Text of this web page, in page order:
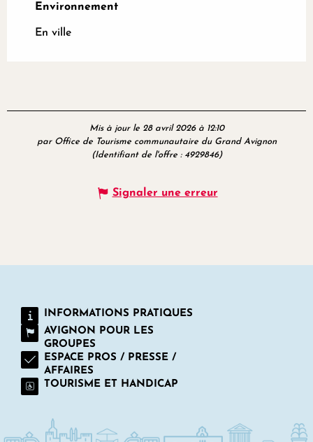
Environnement
Environnement
En ville
Mis à jour le 28 avril 2026 à 12:10
par Office de Tourisme communautaire du Grand Avignon
(Identifiant de l'offre : 4929846)
Signaler une erreur
INFORMATIONS PRATIQUES
AVIGNON POUR LES
GROUPES
ESPACE PROS / PRESSE /
AFFAIRES
TOURISME ET HANDICAP